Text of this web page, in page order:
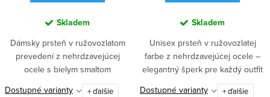
Skladem
Dámsky prsteň v ružovozlatom
prevedení z nehrdzavejúcej
ocele s bielym smaltom
predstavuje...
Dostupné varianty + ďalšie
Skladem
Unisex prsteň v ružovozlatej
farbe z nehrdzavejúcej ocele –
elegantný šperk pre každý outfit
Dostupné varianty + ďalšie